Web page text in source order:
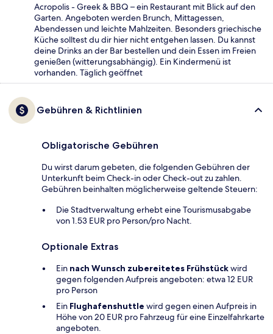
Acropolis - Greek & BBQ – ein Restaurant mit Blick auf den
Garten. Angeboten werden Brunch, Mittagessen,
Abendessen und leichte Mahlzeiten. Besonders griechische
Küche solltest du dir hier nicht entgehen lassen. Du kannst
deine Drinks an der Bar bestellen und dein Essen im Freien
genießen (witterungsabhängig). Ein Kindermenü ist
vorhanden. Täglich geöffnet
Gebühren & Richtlinien
Obligatorische Gebühren
Du wirst darum gebeten, die folgenden Gebühren der
Unterkunft beim Check-in oder Check-out zu zahlen.
Gebühren beinhalten möglicherweise geltende Steuern:
Die Stadtverwaltung erhebt eine Tourismusabgabe
von 1.53 EUR pro Person/pro Nacht.
Optionale Extras
Ein nach Wunsch zubereitetes Frühstückwird
gegen folgenden Aufpreis angeboten: etwa 12 EUR
pro Person
Ein Flughafenshuttle wird gegen einen Aufpreis in
Höhe von 20 EUR pro Fahrzeug für eine Einzelfahrkarte
angeboten.